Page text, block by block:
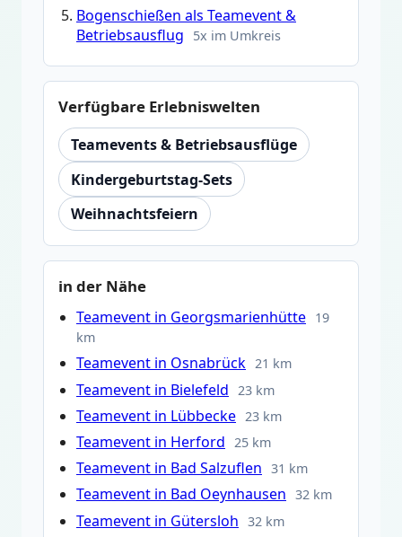
Bogenschießen als Teamevent &
Betriebsausflug
5x im Umkreis
Verfügbare Erlebniswelten
Teamevents & Betriebsausflüge
Kindergeburtstag-Sets
Weihnachtsfeiern
in der Nähe
Teamevent in Georgsmarienhütte 19
km
Teamevent in Osnabrück 21 km
Teamevent in Bielefeld 23 km
Teamevent in Lübbecke 23 km
Teamevent in Herford 25 km
Teamevent in Bad Salzuflen 31 km
Teamevent in Bad Oeynhausen 32 km
Teamevent in Gütersloh 32 km